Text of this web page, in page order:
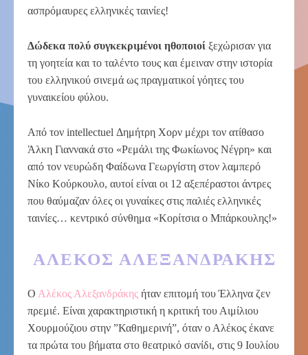
ασπρόμαυρες ελληνικές ταινίες!
Δώδεκα πολύ συγκεκριμένοι ηθοποιοί ξεχώρισαν για
τη γοητεία και το ταλέντο τους και έμειναν στην ιστορία
του ελληνικού σινεμά ως πραγματικοί γόητες του
γυναικείου φύλου.
Από τον intellectuel Δημήτρη Χορν μέχρι τον ατίθασο
Άλκη Γιαννακά στο «Ρεμάλι της Φωκίωνος Νέγρη» και
από τον νευρώδη Φαίδωνα Γεωργίστη στον λαμπερό
Νίκο Κούρκουλο, αυτοί είναι οι 12 αξεπέραστοι άντρες
που θαύμαζαν όλες οι γυναίκες στις παλιές ελληνικές
ταινίες… κεντρικό σύνθημα «Κορίτσια ο Μπάρκουλης!»
ΑΛΈΚΟΣ ΑΛΕΞΑΝΔΡΆΚΗΣ
Ο Αλέκος Αλεξανδράκης ήταν επιτομή του Έλληνα ζεν
πρεμιέ. Είναι χαρακτηριστική η κριτική του Αιμίλιου
Χουρμούζιου στην ”Καθημερινή”, όταν ο Αλέκος έκανε
τα πρώτα του βήματα στο θεατρικό σανίδι, στις 9 Ιουλίου